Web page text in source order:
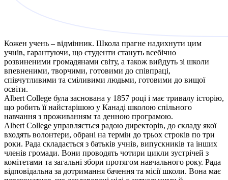
Кожен учень – відмінник. Школа прагне надихнути цим
учнів, гарантуючи, що студенти стануть всебічно
розвиненими громадянами світу, а також вийдуть зі школи
впевненими, творчими, готовими до співпраці,
співчутливими та сміливими людьми, готовими до вищої
освіти.
Albert College була заснована у 1857 році і має тривалу історію,
що робить її найстарішою у Канаді школою спільного
навчання з проживанням та денною програмою.
Albert College управляється радою директорів, до складу якої
входять волонтери, обрані на термін до трьох строків по три
роки. Рада складається з батьків учнів, випускників та інших
членів громади. Вони проводять чотири цикли зустрічей з
комітетами та загальні збори протягом навчального року. Рада
відповідальна за дотримання бачення та місії школи. Вона має